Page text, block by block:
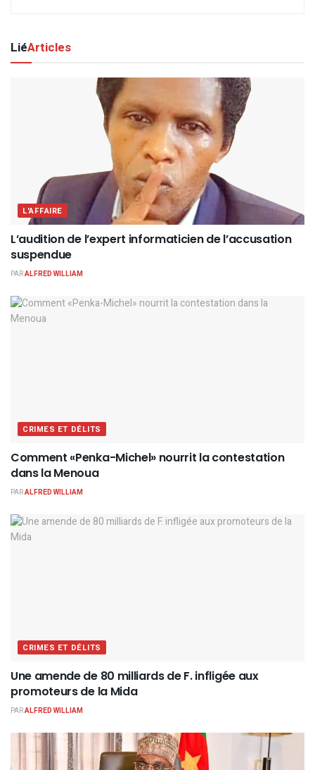
LiéArticles
L'AFFAIRE
L’audition de l’expert informaticien de l’accusation
suspendue
PARALFRED WILLIAM
CRIMES ET DÉLITS
Comment «Penka-Michel» nourrit la contestation
dans la Menoua
PARALFRED WILLIAM
CRIMES ET DÉLITS
Une amende de 80 milliards de F. infligée aux
promoteurs de la Mida
PARALFRED WILLIAM